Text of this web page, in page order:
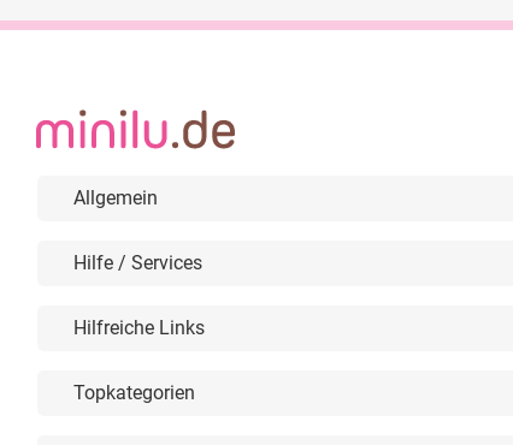
Allgemein
Hilfe / Services
Hilfreiche Links
Topkategorien